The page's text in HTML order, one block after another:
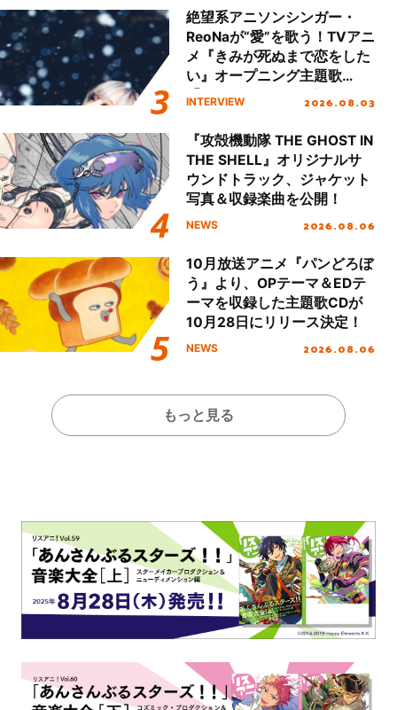
ート!!
絶望系アニソンシンガー・
ReoNaが“愛”を歌う！TVアニ
メ『きみが死ぬまで恋をした
い』オープニング主題歌
「Amore」インタビュー
INTERVIEW 2026.08.03
『攻殻機動隊 THE GHOST IN
THE SHELL』オリジナルサ
ウンドトラック、ジャケット
写真＆収録楽曲を公開！
NEWS 2026.08.06
10月放送アニメ『パンどろぼ
う』より、OPテーマ＆EDテ
ーマを収録した主題歌CDが
10月28日にリリース決定！
NEWS 2026.08.06
もっと見る